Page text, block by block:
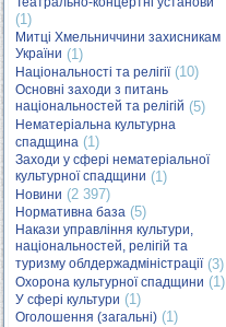
(1)
Митці Хмельниччини захисникам
України (1)
Національності та релігії(10)
Основні заходи з питань
національностей та релігій (5)
Нематеріальна культурна
спадщина (1)
Заходи у сфері нематеріальної
культурної спадщини (1)
Новини (2 397)
Нормативна база (5)
Накази управління культури,
національностей, релігій та
туризму облдержадміністрації(3)
Охорона культурної спадщини (1)
У сфері культури (1)
Оголошення (загальні) (1)